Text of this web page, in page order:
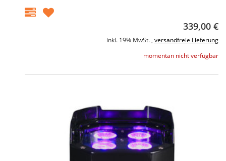
339,00 €
inkl. 19% MwSt. , versandfreie Lieferung
momentan nicht verfügbar